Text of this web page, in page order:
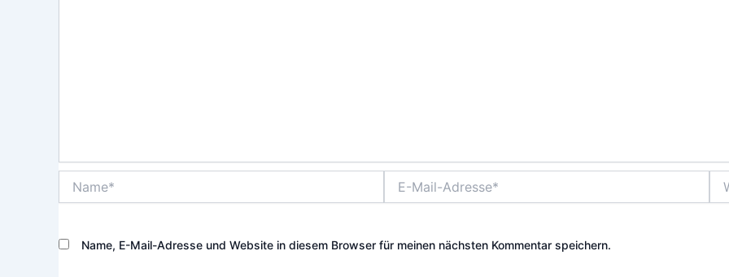
Mail-
Name, E-Mail-Adresse und Website in diesem Browser für meinen nächsten Kommentar speichern.